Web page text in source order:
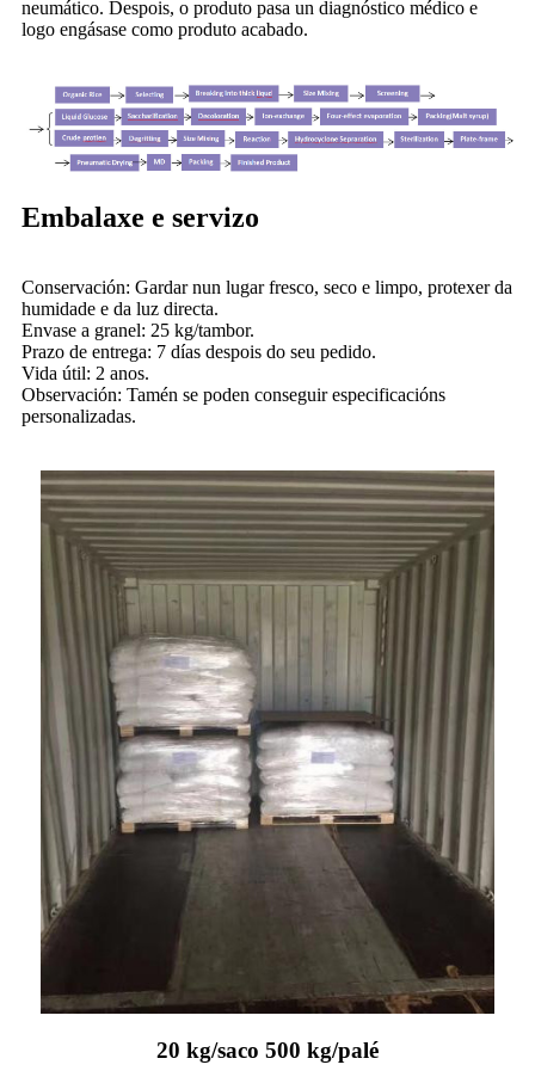
neumático. Despois, o produto pasa un diagnóstico médico e
logo engásase como produto acabado.
Embalaxe e servizo
Conservación: Gardar nun lugar fresco, seco e limpo, protexer da
humidade e da luz directa.
Envase a granel: 25 kg/tambor.
Prazo de entrega: 7 días despois do seu pedido.
Vida útil: 2 anos.
Observación: Tamén se poden conseguir especificacións
personalizadas.
20 kg/saco 500 kg/palé